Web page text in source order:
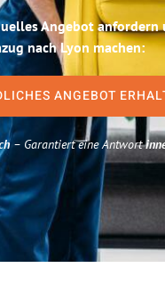
Angebot anfordern
nach Lyon machen:
ANGEBOT
– Garantiert eine Antwort